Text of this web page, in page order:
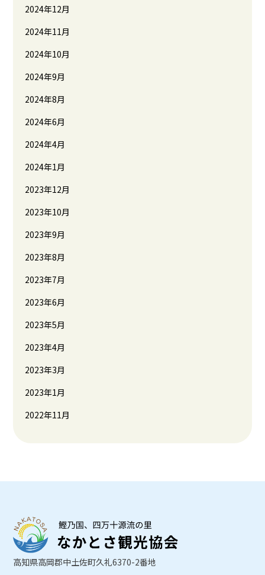
2024年12月
2024年11月
2024年10月
2024年9月
2024年8月
2024年6月
2024年4月
2024年1月
2023年12月
2023年10月
2023年9月
2023年8月
2023年7月
2023年6月
2023年5月
2023年4月
2023年3月
2023年1月
2022年11月
高知県高岡郡中土佐町久礼6370-2番地